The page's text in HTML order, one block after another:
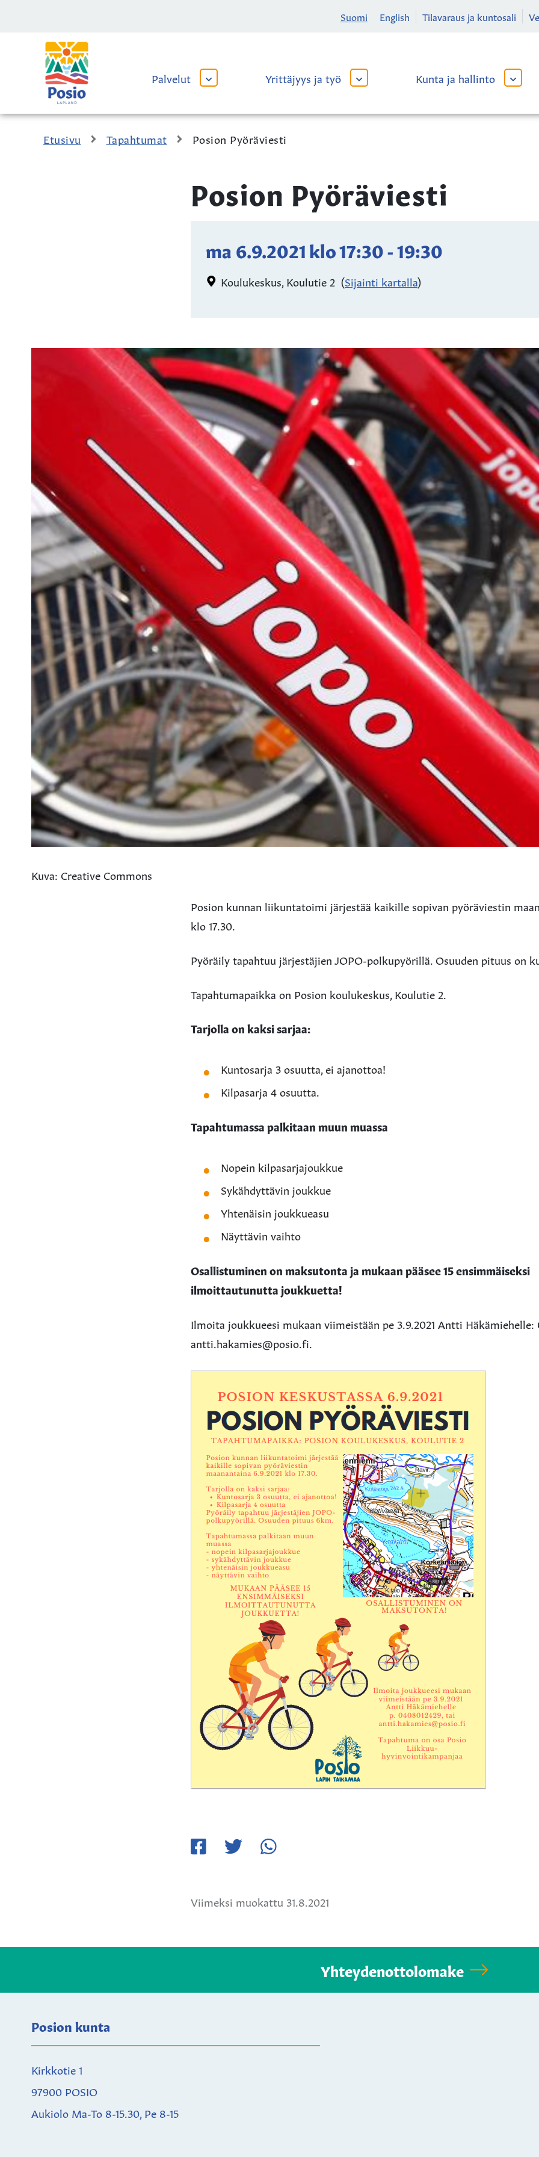
Suomi English Tilavaraus ja kuntosali
Kaupungin
logo
Palvelut
AVAA
ALAVALIKKO
Yrittäjyys ja työ
AVAA
ALAVALIKKO
Kunta ja hallinto
AVAA
Etusivu Tapahtumat Posion Pyöräviesti
Posion Pyöräviesti
ma 6.9.2021klo17:30-19:30
Koulukeskus, Koulutie 2 (Sijainti kartalla)
Kuva: Creative Commons
Posion kunnan liikuntatoimi järjestää kaikille sopivan pyöräviestin
klo 17.30.
Pyöräily tapahtuu järjestäjien JOPO-polkupyörillä. Osuuden pituus on
Tapahtumapaikka on Posion koulukeskus, Koulutie 2.
Tarjolla on kaksi sarjaa:
Kuntosarja 3 osuutta, ei ajanottoa!
Kilpasarja 4 osuutta.
Tapahtumassa palkitaan muun muassa
Nopein kilpasarjajoukkue
Sykähdyttävin joukkue
Yhtenäisin joukkueasu
Näyttävin vaihto
Osallistuminen on maksutonta ja mukaan pääsee 15 ensimmäiseksi
ilmoittautunutta joukkuetta!
Ilmoita joukkueesi mukaan viimeistään pe 3.9.2021 Antti Häkämiehelle:
antti.hakamies@posio.fi.
Viimeksi muokattu 31.8.2021
Yhteydenottolomake
Posion kunta
Kirkkotie 1
97900 POSIO
Aukiolo Ma-To 8-15.30, Pe 8-15